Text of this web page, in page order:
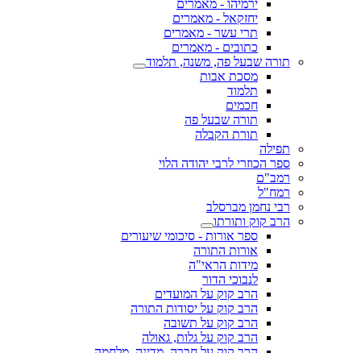
ירמיהו - מאמרים
יחזקאל - מאמרים
תרי עשר - מאמרים
כתובים - מאמרים
תורה שבעל פה, משנה, תלמוד
מסכת אבות
תלמוד
חכמים
תורה שבעל פה
תורת הקבלה
תפילה
ספר הכוזרי לרבי יהודה הלוי
רמב"ם
רמח"ל
רבי נחמן מברסלב
הרב קוק ותורתו
ספר אורות - סיכומי שיעורים
אורות התורה
מידות הראי"ה
לנבוכי הדור
הרב קוק על המועדים
הרב קוק על יסודות התורה
הרב קוק על תשובה
הרב קוק על גלות, גאולה